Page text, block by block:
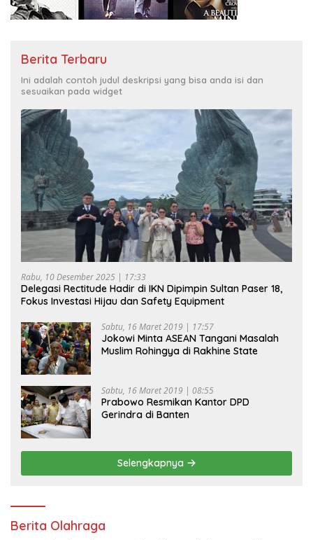
Berita Terbaru
Ini adalah contoh judul deskripsi yang bisa anda isi dan
sesuaikan pada widget
Rabu, 10 Desember 2025 | 17:33
Delegasi Rectitude Hadir di IKN Dipimpin Sultan Paser 18,
Fokus Investasi Hijau dan Safety Equipment
Sabtu, 16 Maret 2019 | 17:57
Jokowi Minta ASEAN Tangani Masalah
Muslim Rohingya di Rakhine State
Sabtu, 16 Maret 2019 | 08:55
Prabowo Resmikan Kantor DPD
Gerindra di Banten
Selengkapnya
Berita Olahraga